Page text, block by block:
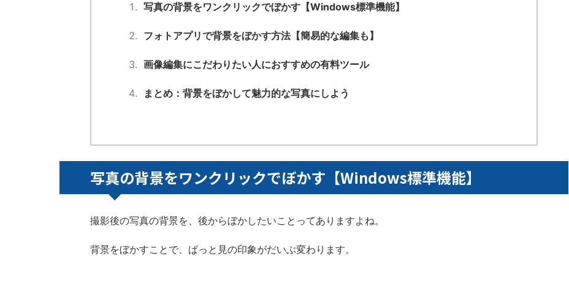
写真の背景をワンクリックでぼかす【Windows標準機能】
フォトアプリで背景をぼかす方法【簡易的な編集も】
画像編集にこだわりたい人におすすめの有料ツール
まとめ：背景をぼかして魅力的な写真にしよう
写真の背景をワンクリックでぼかす【Windows標準機能】
撮影後の写真の背景を、後からぼかしたいことってありますよね。
背景をぼかすことで、ぱっと見の印象がだいぶ変わります。